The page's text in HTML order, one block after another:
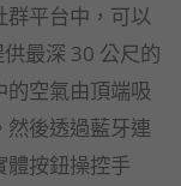
平台中，可以
最深 30 公尺的
空氣由頂端吸
然後透過藍牙連
體按鈕操控手